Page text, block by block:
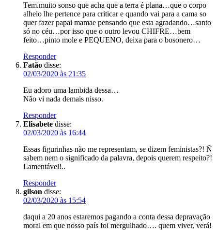
Tem.muito sonso que acha que a terra é plana…que o corpo
alheio lhe pertence para criticar e quando vai para a cama so
quer fazer papai mamae pensando que esta agradando…santo
só no céu…por isso que o outro levou CHIFRE…bem
feito…pinto mole e PEQUENO, deixa para o bosonero…
Responder
Fatão disse:
02/03/2020 às 21:35
Eu adoro uma lambida dessa…
Não vi nada demais nisso.
Responder
Elisabete disse:
02/03/2020 às 16:44
Essas figurinhas não me representam, se dizem feministas?! Ñ
sabem nem o significado da palavra, depois querem respeito?!
Lamentável!..
Responder
gilson disse:
02/03/2020 às 15:54
daqui a 20 anos estaremos pagando a conta dessa depravação
moral em que nosso país foi mergulhado…. quem viver, verá!